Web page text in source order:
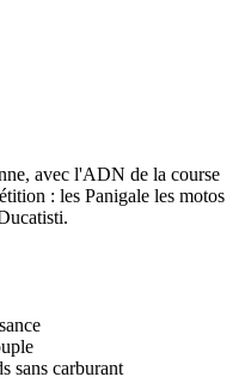
avec l'ADN de la course
: les Panigale les motos
sans carburant